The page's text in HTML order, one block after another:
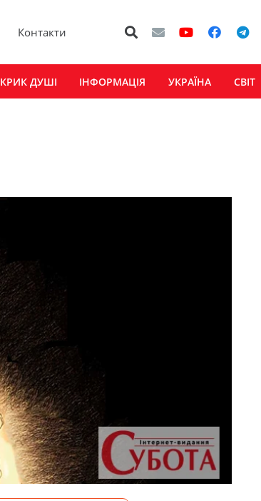
Контакти
КРИК ДУШІ ІНФОРМАЦІЯ УКРАЇНА СВІТ